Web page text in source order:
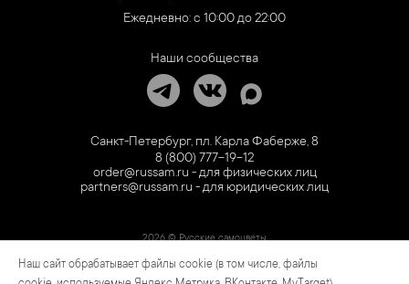
Ежедневно: с 10:00 до 22:00
Наши сообщества
Санкт-Петербург, пл. Карла Фаберже, 8
8 (800) 777-19-12
order@russam.ru - для физических лиц
partners@russam.ru - для юридических лиц
2026 © Русские самоцветы
Предложение не является публичной офертой. Цены на сайте и в розничной сети
могут отличаться. Информация на сайте о товаре носит рекламный характер и
Наш сайт обрабатывает файлы cookie (в том числе, файлы